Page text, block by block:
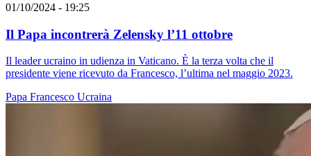
01/10/2024 - 19:25
Il Papa incontrerà Zelensky l’11 ottobre
Il leader ucraino in udienza in Vaticano. È la terza volta che il
presidente viene ricevuto da Francesco, l’ultima nel maggio 2023.
Papa Francesco Ucraina